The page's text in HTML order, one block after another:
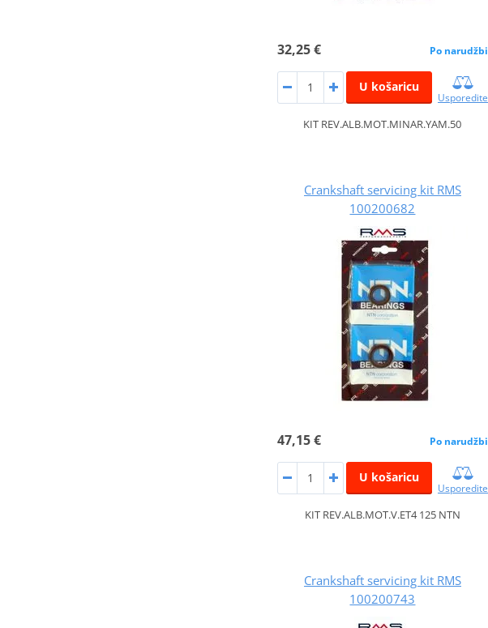
32,25 € Po narudžbi
U košaricu
Usporedite
KIT REV.ALB.MOT.MINAR.YAM.50
Crankshaft servicing kit RMS
100200682
47,15 € Po narudžbi
U košaricu
Usporedite
KIT REV.ALB.MOT.V.ET4 125 NTN
Crankshaft servicing kit RMS
100200743